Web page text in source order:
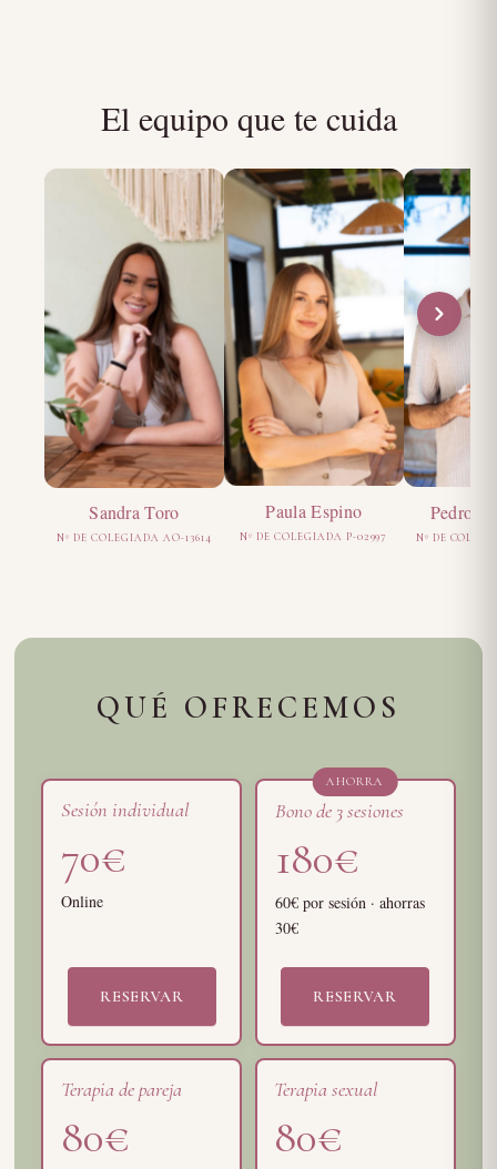
El equipo que te cuida
Sandra Toro
Nº DE COLEGIADA AO-13614
Paula Espino
Nº DE COLEGIADA P-02997
Pedro
Nº DE
QUÉ OFRECEMOS
Sesión individual
70€
Online
RESERVAR
AHORRA
Bono de 3 sesiones
180€
60€ por sesión · ahorras
30€
RESERVAR
Terapia de pareja
80€
Terapia sexual
80€